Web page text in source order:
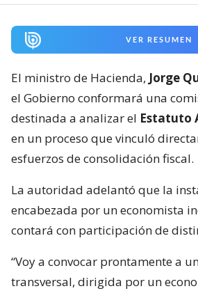
VER RESUMEN
El ministro de Hacienda, Jorge
el Gobierno conformará una
destinada a analizar el Estatuto
en un proceso que vinculó
esfuerzos de consolidación fiscal.
La autoridad adelantó que la
encabezada por un economista
contará con participación de
“Voy a convocar prontamente a
transversal, dirigida por un